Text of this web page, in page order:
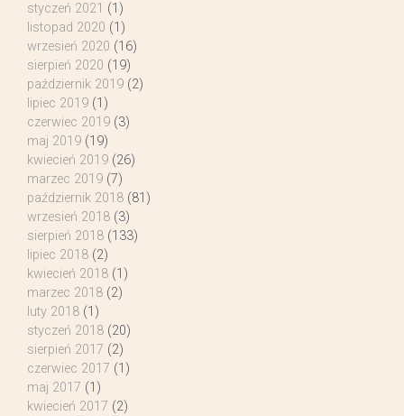
styczeń 2021 (1)
listopad 2020 (1)
wrzesień 2020 (16)
sierpień 2020 (19)
październik 2019 (2)
lipiec 2019 (1)
czerwiec 2019 (3)
maj 2019 (19)
kwiecień 2019 (26)
marzec 2019 (7)
październik 2018 (81)
wrzesień 2018 (3)
sierpień 2018 (133)
lipiec 2018 (2)
kwiecień 2018 (1)
marzec 2018 (2)
luty 2018 (1)
styczeń 2018 (20)
sierpień 2017 (2)
czerwiec 2017 (1)
maj 2017 (1)
kwiecień 2017 (2)